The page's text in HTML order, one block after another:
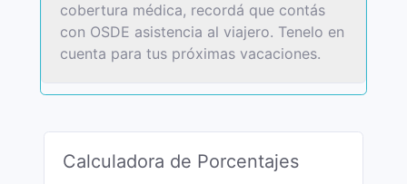
cobertura médica, recordá que contás
con OSDE asistencia al viajero. Tenelo en
cuenta para tus próximas vacaciones.
Calculadora de Porcentajes